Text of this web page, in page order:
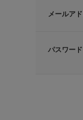
メールア
パスワード